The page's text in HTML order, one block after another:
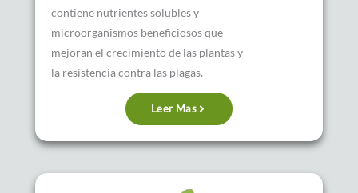
contiene nutrientes solubles y
microorganismos beneficiosos que
mejoran el crecimiento de las plantas y
la resistencia contra las plagas.
Leer Mas